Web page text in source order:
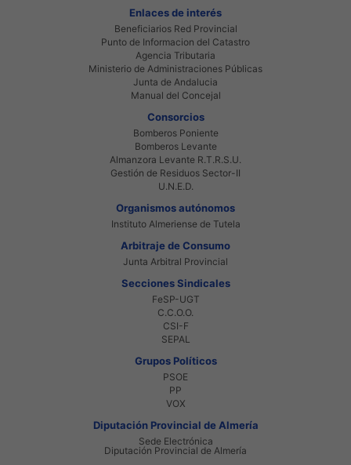
Enlaces de interés
Beneficiarios Red Provincial
Punto de Informacion del Catastro
Agencia Tributaria
Ministerio de Administraciones Públicas
Junta de Andalucia
Manual del Concejal
Consorcios
Bomberos Poniente
Bomberos Levante
Almanzora Levante R.T.R.S.U.
Gestión de Residuos Sector-II
U.N.E.D.
Organismos autónomos
Instituto Almeriense de Tutela
Arbitraje de Consumo
Junta Arbitral Provincial
Secciones Sindicales
FeSP-UGT
C.C.O.O.
CSI-F
SEPAL
Grupos Políticos
PSOE
PP
VOX
Diputación Provincial de Almería
Sede Electrónica
Diputación Provincial de Almería